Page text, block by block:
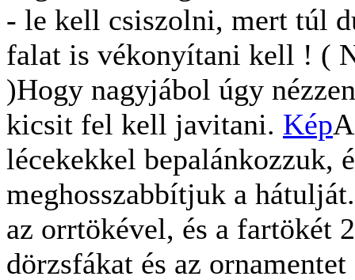
- le kell csiszolni, mert túl
falat is vékonyítani kell ! (
)Hogy nagyjábol úgy
kicsit fel kell javitani. Kép
lécekekkel bepalánkozzuk,
meghosszabbítjuk a
az orrtökével, és a fartökét
dörzsfákat és az